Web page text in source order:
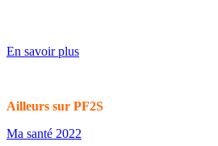
En savoir plus
Ailleurs sur PF2S
Ma santé 2022